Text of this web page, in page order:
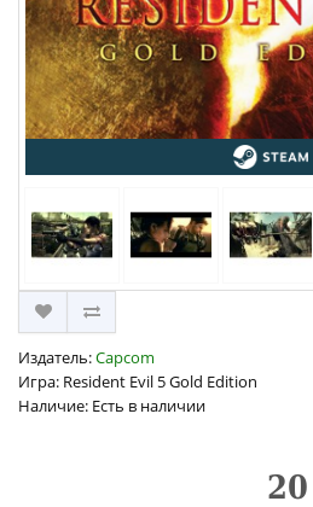
Издатель:Capcom
Игра: Resident Evil 5 Gold Edition
Наличие: Есть в наличии
20